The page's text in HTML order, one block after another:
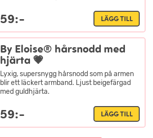
59:- LÄGG TILL
By Eloise® hårsnodd med
hjärta 💗
Lyxig, supersnygg hårsnodd som på armen
blir ett läckert armband. Ljust beigefärgad
med guldhjärta.
59:- LÄGG TILL